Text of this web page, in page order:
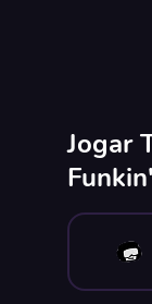
Jogar